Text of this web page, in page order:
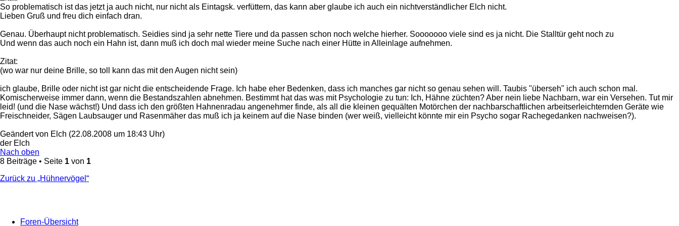
So problematisch ist das jetzt ja auch nicht, nur nicht als Eintagsk. verfüttern, das kann aber glaube ich auch ein nichtverständlicher Elch nicht.
Lieben Gruß und freu dich einfach dran.
Genau. Überhaupt nicht problematisch. Seidies sind ja sehr nette Tiere und da passen schon noch welche hierher. Sooooooo viele sind es ja nicht. Die Stalltür geht noch zu
Und wenn das auch noch ein Hahn ist, dann muß ich doch mal wieder meine Suche nach einer Hütte in Alleinlage aufnehmen.
Zitat:
(wo war nur deine Brille, so toll kann das mit den Augen nicht sein)
ich glaube, Brille oder nicht ist gar nicht die entscheidende Frage. Ich habe eher Bedenken, dass ich manches gar nicht so genau sehen will. Taubis "überseh" ich auch schon mal.
Komischerweise immer dann, wenn die Bestandszahlen abnehmen. Bestimmt hat das was mit Psychologie zu tun: Ich, Hähne züchten? Aber nein liebe Nachbarn, war ein Versehen. Tut mir
leid! (und die Nase wächst!) Und dass ich den größten Hahnenradau angenehmer finde, als all die kleinen gequälten Motörchen der nachbarschaftlichen arbeitserleichternden Geräte wie
Freischneider, Sägen Laubsauger und Rasenmäher das muß ich ja keinem auf die Nase binden (wer weiß, vielleicht könnte mir ein Psycho sogar Rachegedanken nachweisen?).
Geändert von Elch (22.08.2008 um 18:43 Uhr)
der Elch
Nach oben
8 Beiträge • Seite 1 von 1
Zurück zu „Hühnervögel“
Foren-Übersicht